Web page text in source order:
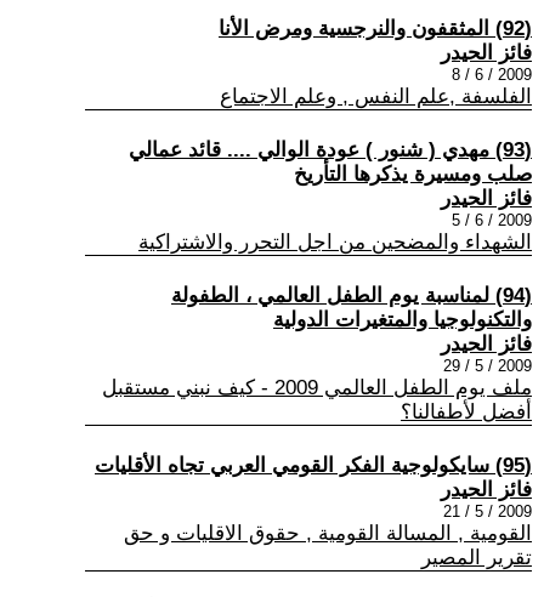
(92) المثقفون والنرجسية ومرض الأنا
فائز الحيدر
2009 / 6 / 8
الفلسفة ,علم النفس , وعلم الاجتماع
(93) مهدي ( شنور ) عودة الوالي .... قائد عمالي
صلب ومسيرة يذكرها التأريخ
فائز الحيدر
2009 / 6 / 5
الشهداء والمضحين من اجل التحرر والاشتراكية
(94) لمناسبة يوم الطفل العالمي ، الطفولة
والتكنولوجيا والمتغيرات الدولية
فائز الحيدر
2009 / 5 / 29
ملف يوم الطفل العالمي 2009 - كيف نبني مستقبل
أفضل لأطفالنا؟
(95) سايكولوجية الفكر القومي العربي تجاه الأقليات
فائز الحيدر
2009 / 5 / 21
القومية , المسالة القومية , حقوق الاقليات و حق
تقرير المصير